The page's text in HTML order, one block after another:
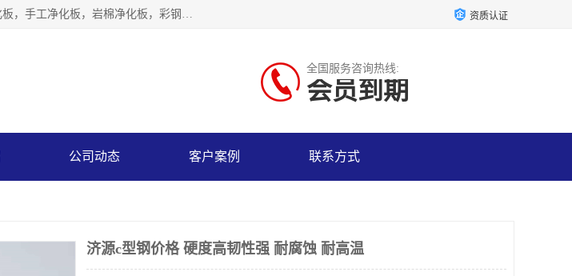
山东中汇彩钢有限公司专业从事聚氨酯封边岩棉板、岩棉板的生产制造，主要产品有：净化板，手工净化板，岩棉净化板，彩钢板，聚氨酯封边岩棉复合板，聚氨酯封边岩棉夹芯板。 资质认证
全国服务咨询热线:
会员到期
公司动态 客户案例 联系方式
济源c型钢价格 硬度高韧性强 耐腐蚀 耐高温